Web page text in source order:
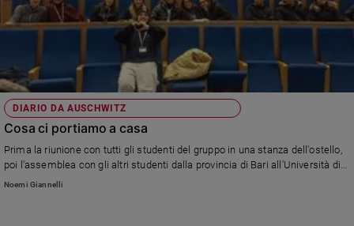
Ambiente
e
Diritti
Aziende
di
Caso
DIARIO DA AUSCHWITZ
Cosa ci portiamo a casa
Prima la riunione con tutti gli studenti del gruppo in una stanza dell'ostello,
poi l'assemblea con gli altri studenti dalla provincia di Bari all'Università di
Cracovia. Due momenti per scambiarsi opinioni, emozioni e la solenne
Noemi Giannelli